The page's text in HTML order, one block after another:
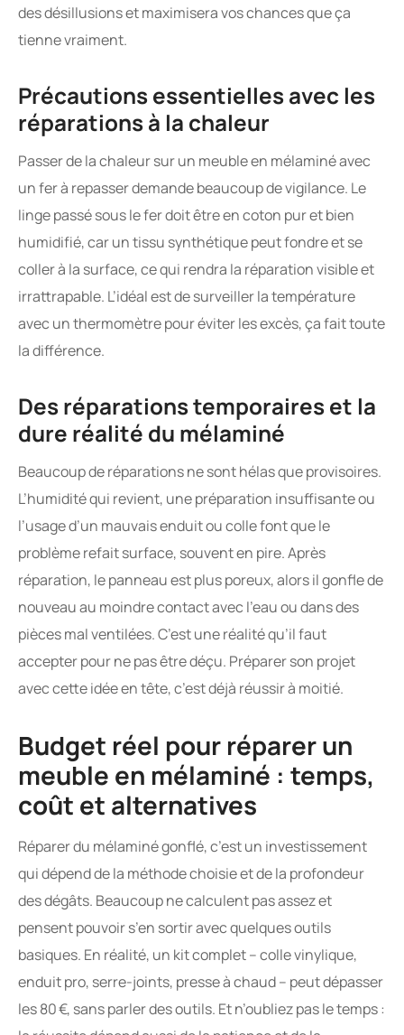
des désillusions et maximisera vos chances que ça
tienne vraiment.
Précautions essentielles avec les
réparations à la chaleur
Passer de la chaleur sur un meuble en mélaminé avec
un fer à repasser demande beaucoup de vigilance. Le
linge passé sous le fer doit être en coton pur et bien
humidifié, car un tissu synthétique peut fondre et se
coller à la surface, ce qui rendra la réparation visible et
irrattrapable. L’idéal est de surveiller la température
avec un thermomètre pour éviter les excès, ça fait toute
la différence.
Des réparations temporaires et la
dure réalité du mélaminé
Beaucoup de réparations ne sont hélas que provisoires.
L’humidité qui revient, une préparation insuffisante ou
l’usage d’un mauvais enduit ou colle font que le
problème refait surface, souvent en pire. Après
réparation, le panneau est plus poreux, alors il gonfle de
nouveau au moindre contact avec l’eau ou dans des
pièces mal ventilées. C’est une réalité qu’il faut
accepter pour ne pas être déçu. Préparer son projet
avec cette idée en tête, c’est déjà réussir à moitié.
Budget réel pour réparer un
meuble en mélaminé : temps,
coût et alternatives
Réparer du mélaminé gonflé, c’est un investissement
qui dépend de la méthode choisie et de la profondeur
des dégâts. Beaucoup ne calculent pas assez et
pensent pouvoir s’en sortir avec quelques outils
basiques. En réalité, un kit complet – colle vinylique,
enduit pro, serre-joints, presse à chaud – peut dépasser
les 80 €, sans parler des outils. Et n’oubliez pas le temps :